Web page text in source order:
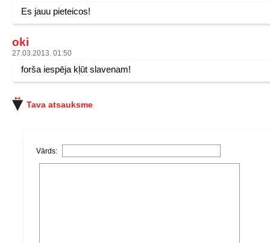
Es jauu pieteicos!
oki
27.03.2013. 01:50
forša iespēja kļūt slavenam!
Tava atsauksme
Vārds: